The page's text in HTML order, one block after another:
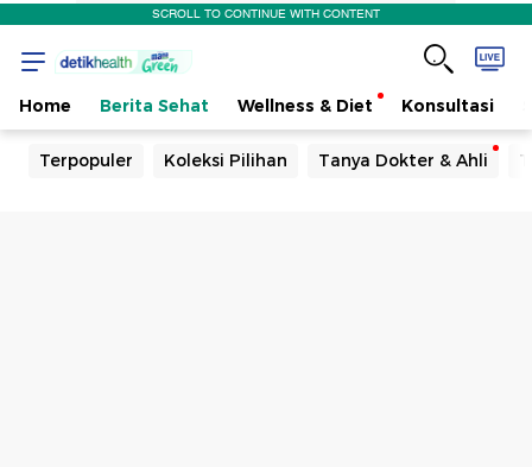
SCROLL TO CONTINUE WITH CONTENT
Home Berita Sehat Wellness & Diet Konsultasi
Terpopuler Koleksi Pilihan Tanya Dokter & Ahli